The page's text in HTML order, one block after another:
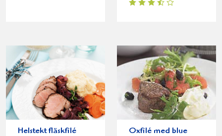
Helstekt fläskfilé
Oxfilé med blue